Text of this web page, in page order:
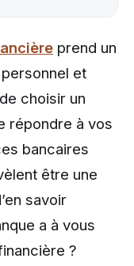
prend un
et
choisir un
répondre à vos
bancaires
être une
savoir
a à vous
?